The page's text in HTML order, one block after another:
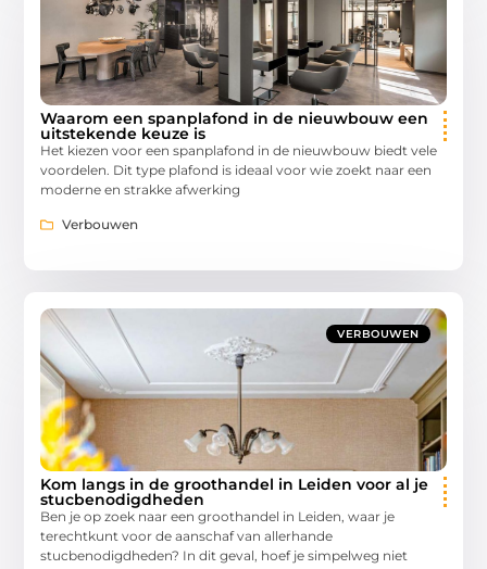
Waarom een spanplafond in de nieuwbouw een
uitstekende keuze is
Het kiezen voor een spanplafond in de nieuwbouw biedt vele
voordelen. Dit type plafond is ideaal voor wie zoekt naar een
moderne en strakke afwerking
Verbouwen
VERBOUWEN
Kom langs in de groothandel in Leiden voor al je
stucbenodigdheden
Ben je op zoek naar een groothandel in Leiden, waar je
terechtkunt voor de aanschaf van allerhande
stucbenodigdheden? In dit geval, hoef je simpelweg niet